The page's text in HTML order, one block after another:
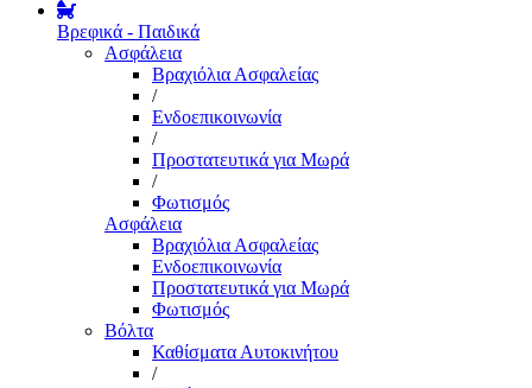
Βρεφικά - Παιδικά
Ασφάλεια
Βραχιόλια Ασφαλείας
/
Ενδοεπικοινωνία
/
Προστατευτικά για Μωρά
/
Φωτισμός
Ασφάλεια
Βραχιόλια Ασφαλείας
Ενδοεπικοινωνία
Προστατευτικά για Μωρά
Φωτισμός
Βόλτα
Καθίσματα Αυτοκινήτου
/